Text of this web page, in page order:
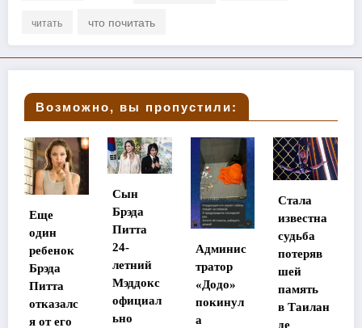
читать что почитать
Возможно, вы пропустили:
Сын
Брэда
Питта
24-
летний
Мэддокс
официал
ьно
Админис
тратор
«Додо»
покинул
а
Стала
известна
потеряв
шей
память
в Таилан
Хилари
Дафф
прокомм
ентирова
ла
конфлик